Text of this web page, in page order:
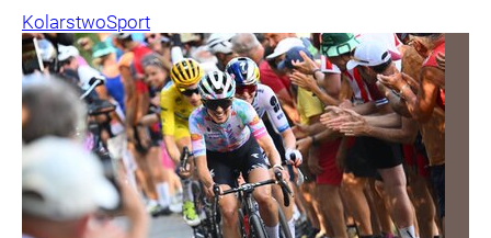
KolarstwoSport